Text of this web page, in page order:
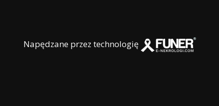
Napędzane przez technologię